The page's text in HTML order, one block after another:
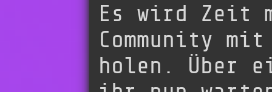
Es wird Zeit
Community
holen. Über